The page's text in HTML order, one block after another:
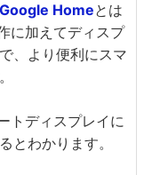
Google Homeとは
に加えてディスプ
、より便利にスマ
トディスプレイに
とわかります。